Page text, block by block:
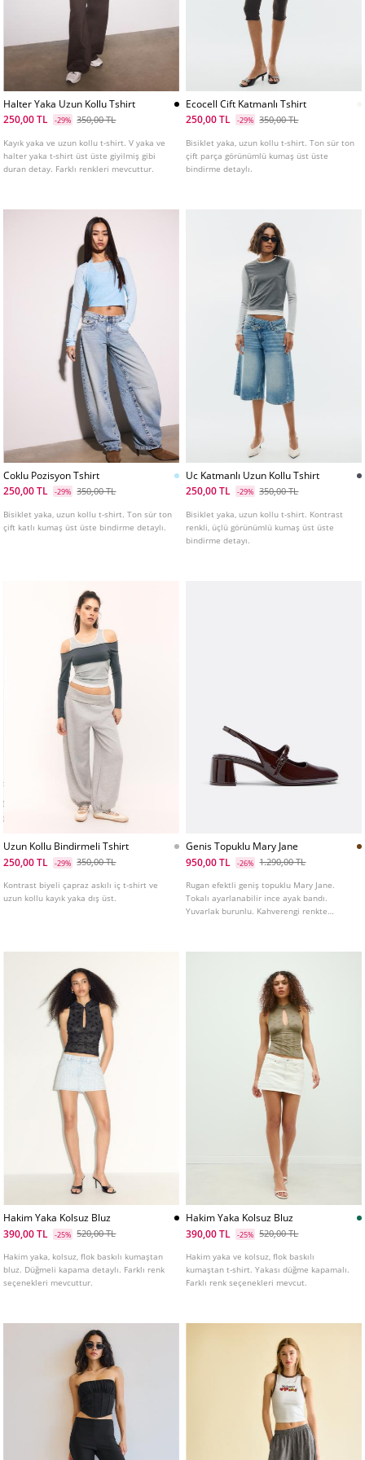
Halter Yaka Uzun Kollu Tshirt
250,00 TL
-29% 350,00 TL
Kayık yaka ve uzun kollu t-shirt. V yaka ve
halter yaka t-shirt üst üste giyilmiş gibi
duran detay. Farklı renkleri mevcuttur.
Ecocell Cift Katmanlı Tshirt
250,00 TL
-29% 350,00 TL
Bisiklet yaka, uzun kollu t-shirt. Ton sür ton
çift parça görünümlü kumaş üst üste
bindirme detaylı.
Coklu Pozisyon Tshirt
250,00 TL
-29% 350,00 TL
Bisiklet yaka, uzun kollu t-shirt. Ton sür ton
çift katlı kumaş üst üste bindirme detaylı.
Uc Katmanlı Uzun Kollu Tshirt
250,00 TL
-29% 350,00 TL
Bisiklet yaka, uzun kollu t-shirt. Kontrast
renkli, üçlü görünümlü kumaş üst üste
bindirme detayı.
Uzun Kollu Bindirmeli Tshirt
250,00 TL
-29% 350,00 TL
Kontrast biyeli çapraz askılı iç t-shirt ve
uzun kollu kayık yaka dış üst.
Genis Topuklu Mary Jane
950,00 TL
-26% 1.290,00 TL
Rugan efektli geniş topuklu Mary Jane.
Tokalı ayarlanabilir ince ayak bandı.
Yuvarlak burunlu. Kahverengi renkte
Hakim Yaka Kolsuz Bluz
390,00 TL
-25% 520,00 TL
Hakim yaka, kolsuz, flok baskılı kumaştan
bluz. Düğmeli kapama detaylı. Farklı renk
seçenekleri mevcuttur.
Hakim Yaka Kolsuz Bluz
390,00 TL
-25% 520,00 TL
Hakim yaka ve kolsuz, flok baskılı
kumaştan t-shirt. Yakası düğme kapamalı.
Farklı renk seçenekleri mevcut.